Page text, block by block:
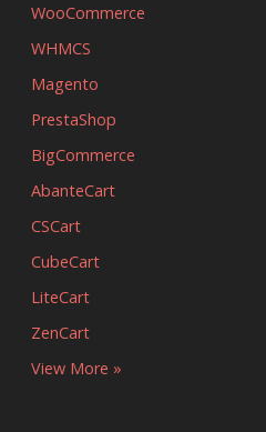
WooCommerce
WHMCS
Magento
PrestaShop
BigCommerce
AbanteCart
CSCart
CubeCart
LiteCart
ZenCart
View More »